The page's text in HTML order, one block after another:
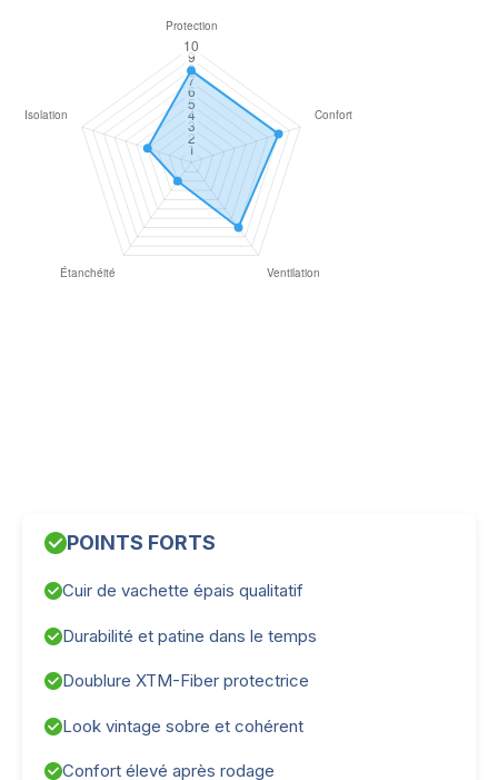
POINTS FORTS
Cuir de vachette épais qualitatif
Durabilité et patine dans le temps
Doublure XTM-Fiber protectrice
Look vintage sobre et cohérent
Confort élevé après rodage